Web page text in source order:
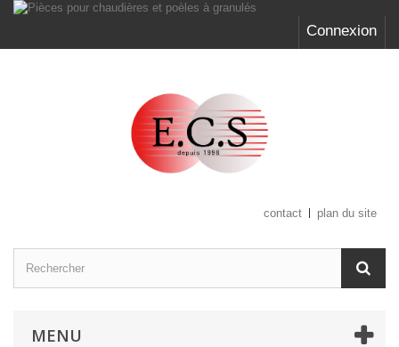
Connexion
contact plan du site
MENU